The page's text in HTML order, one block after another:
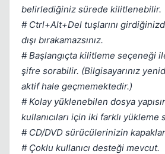
belirlediğiniz sürede kilitlenebilir.
# Ctrl+Alt+Del tuşlarını
dışı bırakamazsınız.
# Başlangıçta kilitleme seçeneği
şifre sorabilir. (Bilgisayarınız
aktif hale geçmemektedir.)
# Kolay yüklenebilen dosya
kullanıcıları için iki farklı
# CD/DVD sürücülerinizin
# Çoklu kullanıcı desteği mevcut.